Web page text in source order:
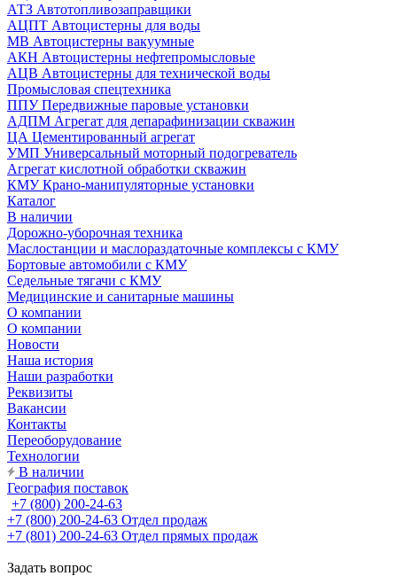
АТЗ Автотопливозаправщики
АЦПТ Автоцистерны для воды
МВ Автоцистерны вакуумные
АКН Автоцистерны нефтепромысловые
АЦВ Автоцистерны для технической воды
Промысловая спецтехника
ППУ Передвижные паровые установки
АДПМ Агрегат для депарафинизации скважин
ЦА Цементированный агрегат
УМП Универсальный моторный подогреватель
Агрегат кислотной обработки скважин
КМУ Крано-манипуляторные установки
Каталог
В наличии
Дорожно-уборочная техника
Маслостанции и маслораздаточные комплексы с КМУ
Бортовые автомобили с КМУ
Седельные тягачи с КМУ
Медицинские и санитарные машины
О компании
О компании
Новости
Наша история
Наши разработки
Реквизиты
Вакансии
Контакты
Переоборудование
Технологии
В наличии
География поставок
+7 (800) 200-24-63
+7 (800) 200-24-63 Отдел продаж
+7 (801) 200-24-63 Отдел прямых продаж
Задать вопрос